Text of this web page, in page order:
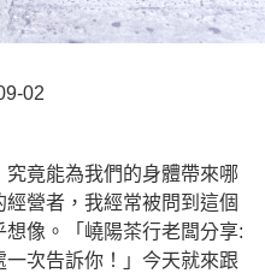
02
竟能為我們的身體帶來哪
營者，我經常被問到這個
像。「嶢陽茶行老闆分享:
次告訴你！」今天就來跟